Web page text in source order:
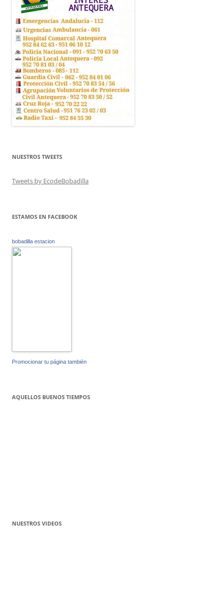
NUESTROS TWEETS
Tweets by EcodeBobadilla
ESTAMOS EN FACEBOOK
bobadilla estacion
Promocionar tu página también
AQUELLOS BUENOS TIEMPOS
NUESTROS VIDEOS